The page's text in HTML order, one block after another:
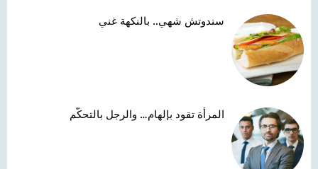
سندوتش شهي.. بالنكهة غني
المرأة تقود بإلهام… والرجل بالتحكّم